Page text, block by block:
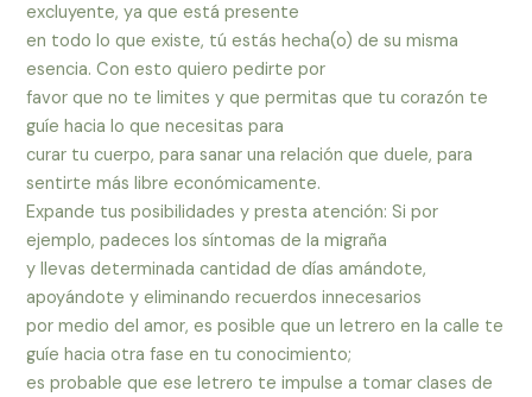
excluyente, ya que está presente
en todo lo que existe, tú estás hecha(o) de su misma
esencia. Con esto quiero pedirte por
favor que no te limites y que permitas que tu corazón te
guíe hacia lo que necesitas para
curar tu cuerpo, para sanar una relación que duele, para
sentirte más libre económicamente.
Expande tus posibilidades y presta atención: Si por
ejemplo, padeces los síntomas de la migraña
y llevas determinada cantidad de días amándote,
apoyándote y eliminando recuerdos innecesarios
por medio del amor, es posible que un letrero en la calle te
guíe hacia otra fase en tu conocimiento;
es probable que ese letrero te impulse a tomar clases de